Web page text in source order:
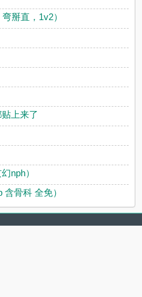
掰直，1v2）
上来了
nph）
骨科 全免）